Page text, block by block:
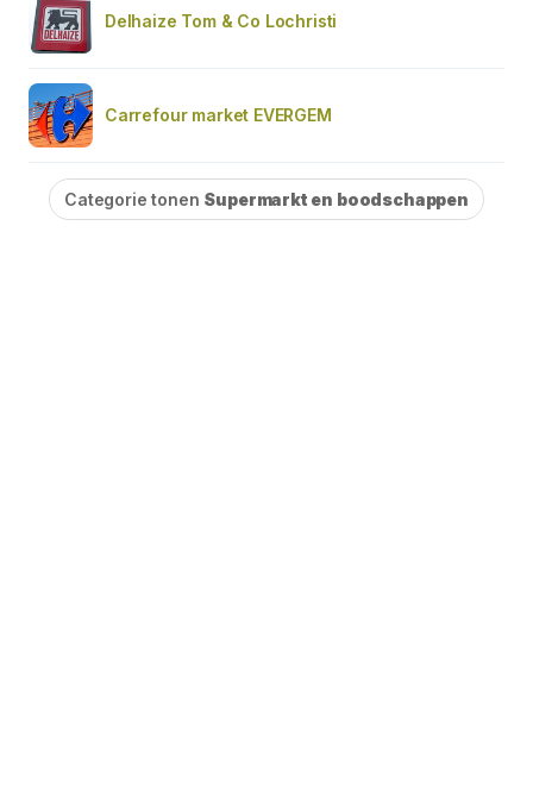
Delhaize Tom & Co Lochristi
Carrefour market EVERGEM
Categorie tonen Supermarkt en boodschappen